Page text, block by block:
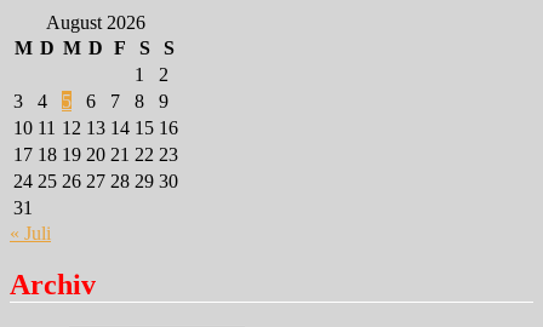
August 2026
M D M D F S
S
1
2
3
4 5 6 7 8
9
10 11 12 13 14 15 16
17 18 19 20 21 22 23
24 25 26 27 28 29 30
31
« Juli
Archiv